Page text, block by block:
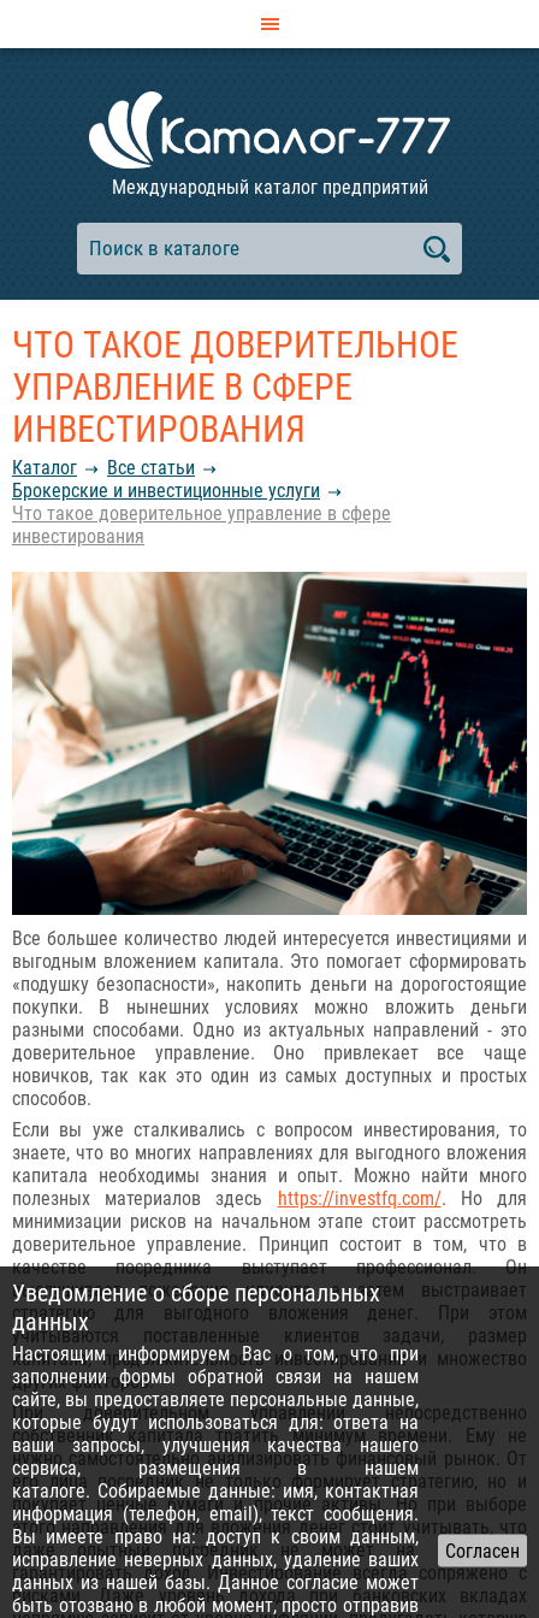
Международный каталог предприятий
ЧТО ТАКОЕ ДОВЕРИТЕЛЬНОЕ
УПРАВЛЕНИЕ В СФЕРЕ
ИНВЕСТИРОВАНИЯ
Каталог
Все статьи
Брокерские и инвестиционные услуги
Что такое доверительное управление в сфере
инвестирования
Все большее количество людей интересуется инвестициями и
выгодным вложением капитала. Это помогает сформировать
«подушку безопасности», накопить деньги на дорогостоящие
покупки. В нынешних условиях можно вложить деньги
разными способами. Одно из актуальных направлений - это
доверительное управление. Оно привлекает все чаще
новичков, так как это один из самых доступных и простых
способов.
Если вы уже сталкивались с вопросом инвестирования, то
знаете, что во многих направлениях для выгодного вложения
капитала необходимы знания и опыт. Можно найти много
полезных материалов здесь
https://investfq.com/. Но для
минимизации рисков на начальном этапе стоит рассмотреть
доверительное управление. Принцип состоит в том, что в
качестве посредника выступает профессионал. Он
выслушивает пожелания клиента, а затем выстраивает
стратегию для выгодного вложения денег. При этом
учитываются поставленные клиентов задачи, размер
капитала, продолжительность инвестирования и множество
других факторов.
При доверительном управлении непосредственно
собственник капитала тратить минимум времени. Ему не
нужно самостоятельно анализировать финансовый рынок. От
его лица посредник не только формирует стратегию, но и
покупает ценные бумаги и прочие активы. Но при выборе
этого направления для вложения денег стоит учитывать, что
даже опытный посредник не может на все 100%
гарантировать доход. Инвестирование всегда сопряжено с
рисками. Даже уровень дохода при банковских вкладах
Уведомление о сборе персональных
данных
Настоящим информируем Вас о том, что при
заполнении формы обратной связи на нашем
сайте, вы предоставляете персональные данные,
которые будут использоваться для: ответа на
ваши запросы, улучшения качества нашего
сервиса, размещения в нашем
каталоге. Собираемые данные: имя, контактная
информация (телефон, email), текст сообщения.
Вы имеете право на: доступ к своим данным,
исправление неверных данных, удаление ваших
данных из нашей базы. Данное согласие может
быть отозвано в любой момент, просто отправив